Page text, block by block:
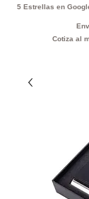
5 Estrellas en
Cotiza al